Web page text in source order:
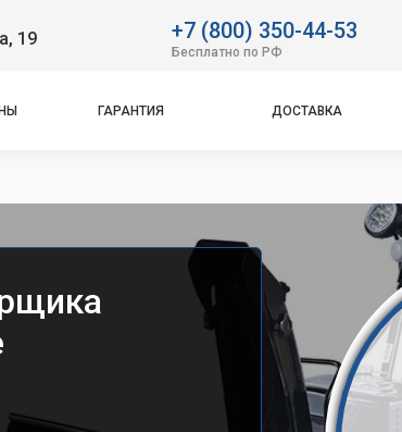
19 +7 (800) 350-44-53
Бесплатно по РФ
ГАРАНТИЯ ДОСТАВКА